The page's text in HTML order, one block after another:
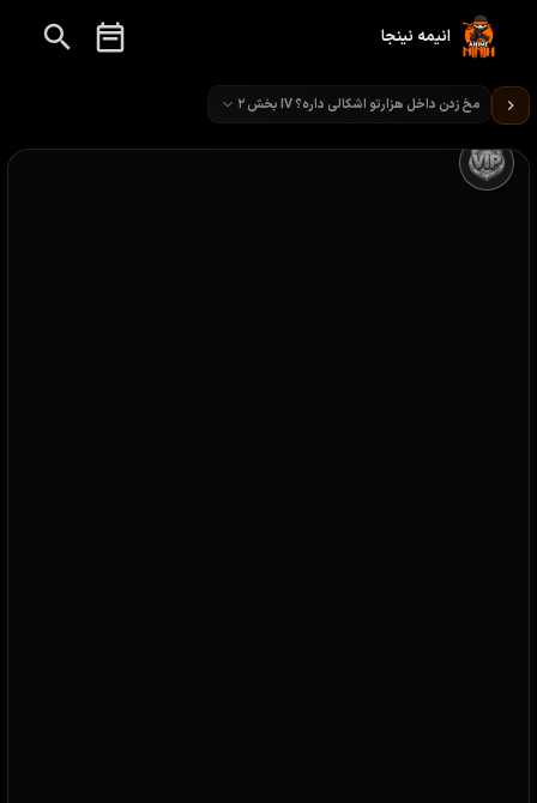
انیمه نینجا
تماشای انیمه Is It Wrong to Try to Pick Up Girls in a Dungeon قسمت 16مخ زدن داخل هزارتو اشکالی داره؟ IV بخش ۲